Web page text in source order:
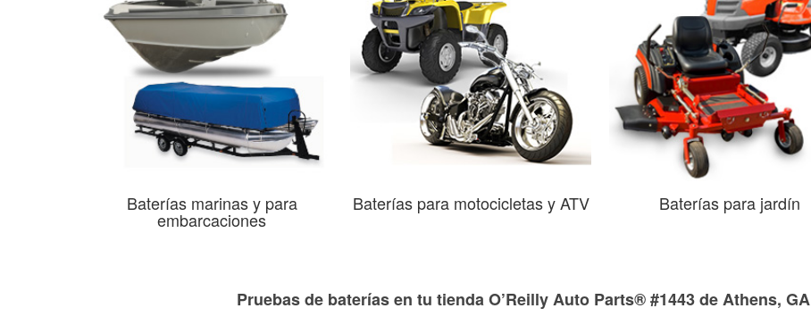
Baterías marinas y para
embarcaciones
Baterías para motocicletas y ATV Baterías para jardín
Pruebas de baterías en tu tienda O’Reilly Auto Parts® #1443 de Athens, GA